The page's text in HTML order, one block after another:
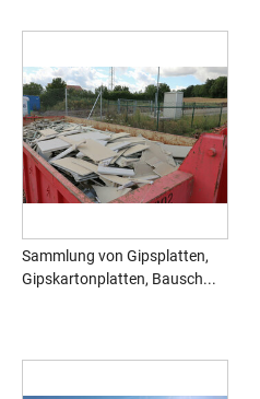
Sammlung von Gipsplatten,
Gipskartonplatten, Bausch...